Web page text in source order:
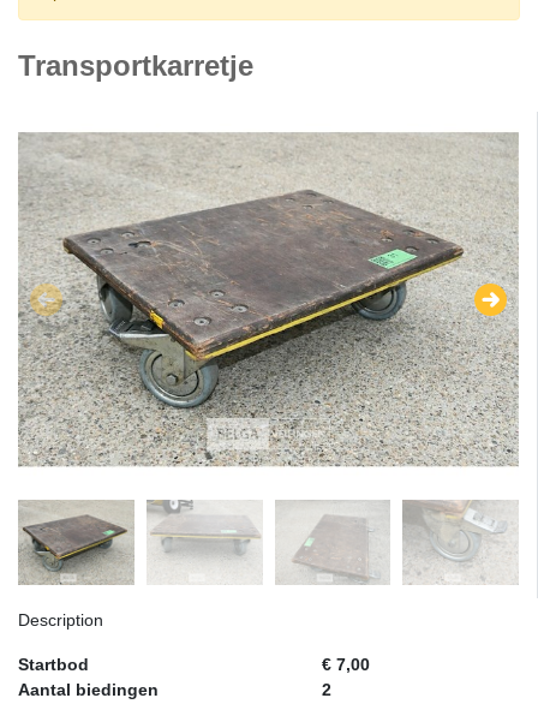
Transportkarretje
Description
Startbod
€ 7,00
Aantal biedingen
2